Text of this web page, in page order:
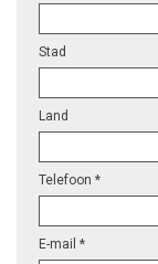
Stad
Land
Telefoon *
E-mail *